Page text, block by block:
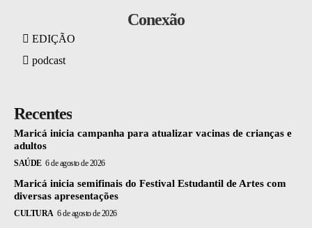
Conexão
EDIÇÃO
podcast
Recentes
Maricá inicia campanha para atualizar vacinas de crianças e
adultos
SAÚDE 6 de agosto de 2026
Maricá inicia semifinais do Festival Estudantil de Artes com
diversas apresentações
CULTURA 6 de agosto de 2026